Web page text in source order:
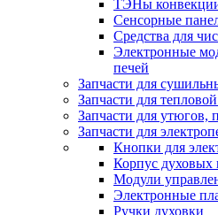
ТЭНы
Сенсорные
Средства для
Электронные
печей
Запчасти для
Запчасти для
Запчасти для утюгов,
Запчасти для
Кнопки для
Корпус духовых
Модули
Электронные
Ручки духовки